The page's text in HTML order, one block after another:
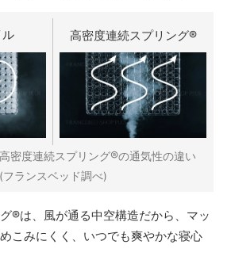
高密度連続スプリング®
密度連続スプリング®の通気性の違い
(フランスベッド調べ)
®は、風が通る中空構造だから、マッ
こみにくく、いつでも爽やかな寝心